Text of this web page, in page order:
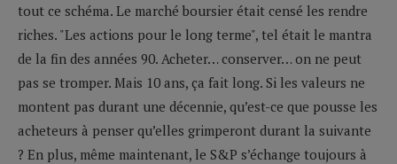
tout ce schéma. Le marché boursier était censé les rendre
riches. "Les actions pour le long terme", tel était le mantra
de la fin des années 90. Acheter… conserver… on ne peut
pas se tromper. Mais 10 ans, ça fait long. Si les valeurs ne
montent pas durant une décennie, qu’est-ce que pousse les
acheteurs à penser qu’elles grimperont durant la suivante
? En plus, même maintenant, le S&P s’échange toujours à